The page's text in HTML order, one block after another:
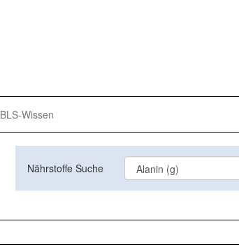
BLS-Wissen
Nährstoffe Suche